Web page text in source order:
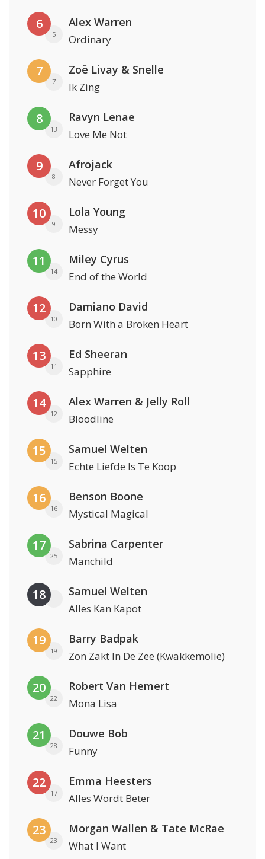
6
5
Alex Warren
Ordinary
7
7
Zoë Livay & Snelle
Ik Zing
8
13
Ravyn Lenae
Love Me Not
9
8
Afrojack
Never Forget You
10
9
Lola Young
Messy
11
14
Miley Cyrus
End of the World
12
10
Damiano David
Born With a Broken Heart
13
11
Ed Sheeran
Sapphire
14
12
Alex Warren & Jelly Roll
Bloodline
15
15
Samuel Welten
Echte Liefde Is Te Koop
16
16
Benson Boone
Mystical Magical
17
25
Sabrina Carpenter
Manchild
18 Samuel Welten
Alles Kan Kapot
19
19
Barry Badpak
Zon Zakt In De Zee (Kwakkemolie)
20
22
Robert Van Hemert
Mona Lisa
21
28
Douwe Bob
Funny
22
17
Emma Heesters
Alles Wordt Beter
23
23
Morgan Wallen & Tate McRae
What I Want